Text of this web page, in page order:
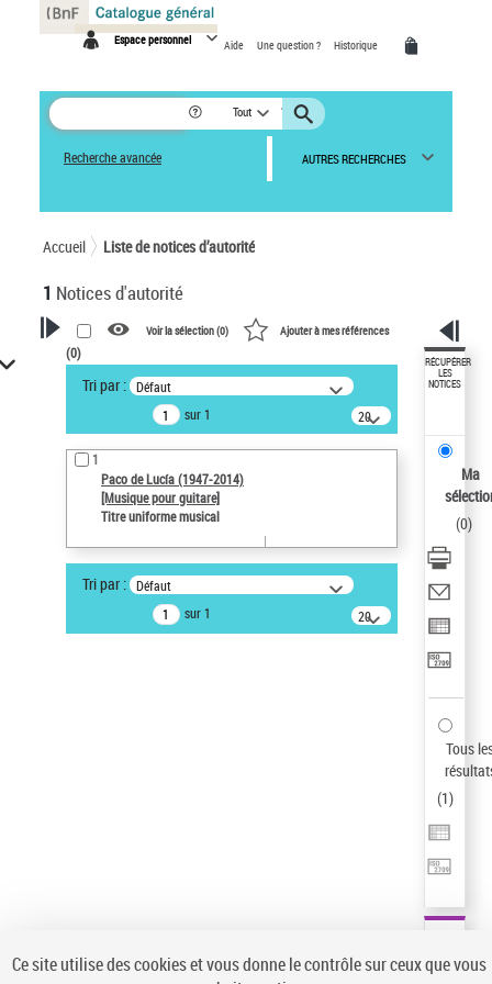
Espace personnel Aide Une question ? Historique
Tout
Recherche avancée AUTRES RECHERCHES
Accueil Liste de notices d’autorité
1 Notices d'autorité
VOTRE RECHERCHE
Recherche avancée dans les
notices d’autorité
Œuvres liées à l'auteur :
Paco de Lucía (1947-2014)
Auteur d’œuvre
Type de notice d'autorité
Œuvre
Sauvegarder votre recherche
Voir la sélection (0) Ajouter à mes références
(0)
Tri par : Défaut
sur 1
20
résultats/page
1
Paco de Lucía (1947-2014)
[Musique pour guitare]
Titre uniforme musical
Tri par : Défaut
sur 1
20
résultats/page
RÉCUPÉRER
LES
NOTICES
Ma
(0)
Tous
(1)
Panneau de gestion des cookies
Ce site utilise des cookies et vous donne le contrôle sur ceux que vous